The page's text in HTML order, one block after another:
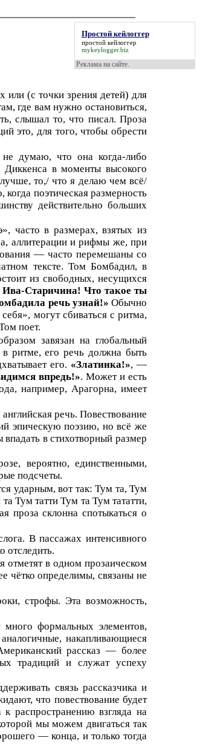
Простой кейлоггер
простой кейлоггер
mykeylogger.biz
Реклама на сайте.
или (с точки зрения детей) для
где вам нужно остановиться,
слышал то, что писал. Проза
это, для того, чтобы обрести
думаю, что она когда-либо
в моменты высокого
то,/ что я делаю чем всё/
поэтическая размерность
действительно больших
часто в размерах, взятых из
аллитерации и рифмы же, при
— часто перемешаны со
тексте. Том Бомбадил, в
из свободных, несущихся
Ива-Старичина! Что такое ты
речь узнай!» Обычно
могут сбиваться с ритма,
поет.
завязан на глобальный
ритме, его речь должна быть
его. «Златинка!», —
впредь!». Может и есть
например, Арагорна, имеет
речь. Повествование
эпическую поэзию, но всё же
в стихотворный размер
вероятно, единственными,
подсчеты.
ударным, вот так: Тум та, Тум
Тум татти Тум та Тум тататти,
проза склонна спотыкаться о
В пассажах интенсивного
отследить.
отметят в одном прозаическом
чётко определимы, связаны не
строфы. Эта возможность,
формальных элементов,
накапливающиеся
рассказ — более
традиций и служат успеху
связь рассказчика и
что повествование будет
распространению взгляда на
мы можем двигаться так
— конца, и только тогда